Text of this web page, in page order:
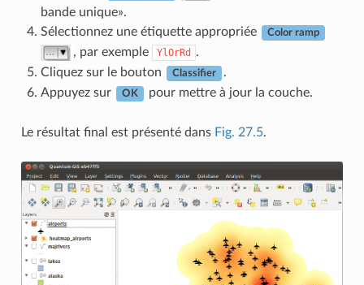
bande unique».
Sélectionnez une étiquette appropriée
Color ramp
, par exemple YlOrRd
.
Cliquez sur le bouton
Classifier
.
Appuyez sur
OK pour mettre à jour la couche.
Le résultat final est présenté dans Fig. 27.5.